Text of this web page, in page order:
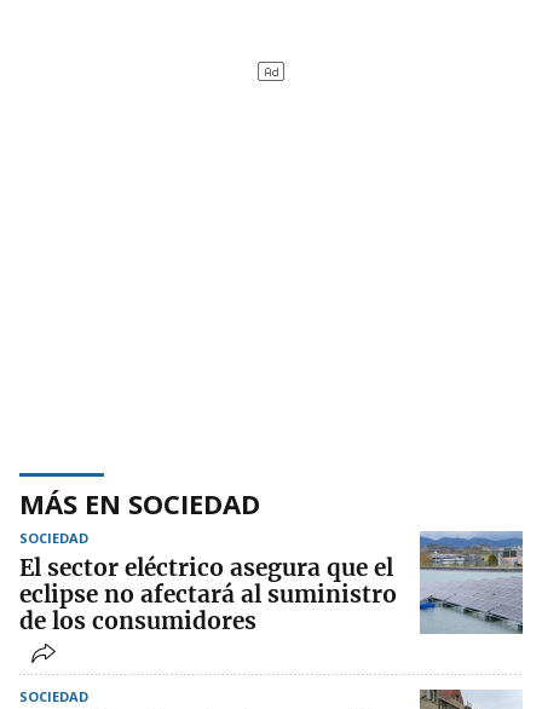
MÁS EN SOCIEDAD
SOCIEDAD
El sector eléctrico asegura que el
eclipse no afectará al suministro
de los consumidores
SOCIEDAD